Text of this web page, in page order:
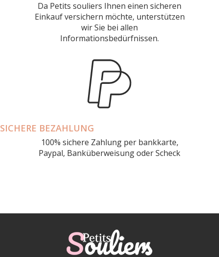
Da Petits souliers Ihnen einen sicheren
Einkauf versichern möchte, unterstützen
wir Sie bei allen
Informationsbedürfnissen.
SICHERE BEZAHLUNG
100% sichere Zahlung per bankkarte,
Paypal, Banküberweisung oder Scheck